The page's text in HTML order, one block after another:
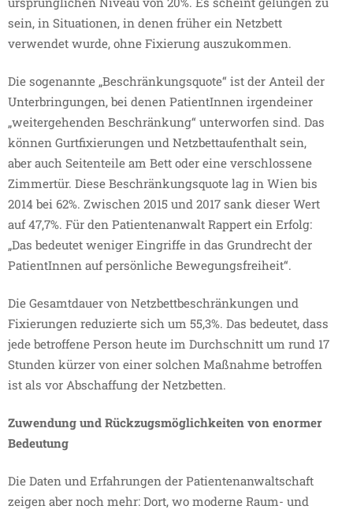
sein, in Situationen, in denen früher ein Netzbett
verwendet wurde, ohne Fixierung auszukommen.
Die sogenannte „Beschränkungsquote“ ist der Anteil der
Unterbringungen, bei denen PatientInnen irgendeiner
„weitergehenden Beschränkung“ unterworfen sind. Das
können Gurtfixierungen und Netzbettaufenthalt sein,
aber auch Seitenteile am Bett oder eine verschlossene
Zimmertür. Diese Beschränkungsquote lag in Wien bis
2014 bei 62%. Zwischen 2015 und 2017 sank dieser Wert
auf 47,7%. Für den Patientenanwalt Rappert ein Erfolg:
„Das bedeutet weniger Eingriffe in das Grundrecht der
PatientInnen auf persönliche Bewegungsfreiheit“.
Die Gesamtdauer von Netzbettbeschränkungen und
Fixierungen reduzierte sich um 55,3%. Das bedeutet, dass
jede betroffene Person heute im Durchschnitt um rund 17
Stunden kürzer von einer solchen Maßnahme betroffen
ist als vor Abschaffung der Netzbetten.
Zuwendung und Rückzugsmöglichkeiten von enormer
Bedeutung
Die Daten und Erfahrungen der Patientenanwaltschaft
zeigen aber noch mehr: Dort, wo moderne Raum- und